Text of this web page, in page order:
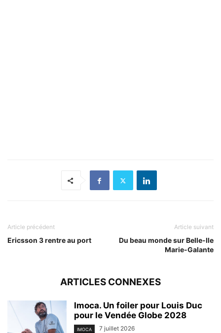
Article précédent
Ericsson 3 rentre au port
Article suivant
Du beau monde sur Belle-Ile
Marie-Galante
ARTICLES CONNEXES
Imoca. Un foiler pour Louis Duc
pour le Vendée Globe 2028
IMOCA 7 juillet 2026